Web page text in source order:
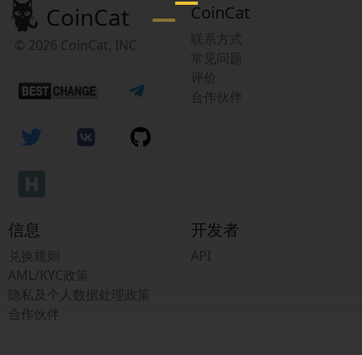
CoinCat
© 2026 CoinCat, INC
CoinCat
联系方式
常见问题
评价
合作伙伴
信息
兑换规则
AML/KYC政策
隐私及个人数据处理政策
合作伙伴
开发者
API